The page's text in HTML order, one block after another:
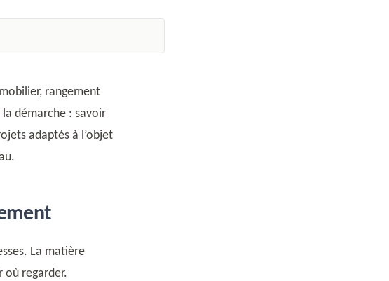
démarche : savoir
adaptés à l’objet
La matière
où regarder.